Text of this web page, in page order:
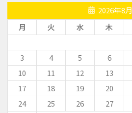
2026年8月
月
火 水 木
3
4 5 6
10
11 12 13
17
18 19 20
24
25 26 27